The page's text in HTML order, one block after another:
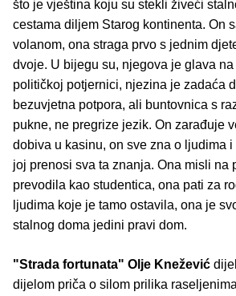
što je vještina koju su stekli živeći
cestama diljem Starog kontinenta. On
volanom, ona straga prvo s jednim
dvoje. U bijegu su, njegova je glava
političkoj potjernici, njezina je zadaća
bezuvjetna potpora, ali buntovnica s
pukne, ne pregrize jezik. On zarađuje
dobiva u kasinu, on sve zna o ljudima
joj prenosi sva ta znanja. Ona misli na
prevodila kao studentica, ona pati za
ljudima koje je tamo ostavila, ona je
stalnog doma jedini pravi dom.
"Strada fortunata" Olje Knežević
dijelom priča o silom prilika